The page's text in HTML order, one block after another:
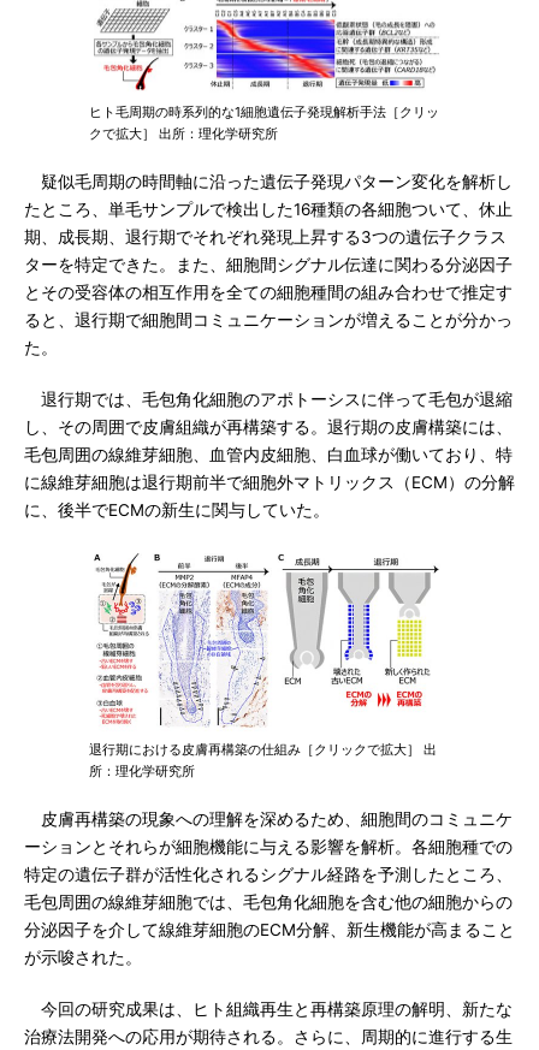
ヒト毛周期の時系列的な1細胞遺伝子発現解析手法［クリッ
クで拡大］ 出所：理化学研究所
疑似毛周期の時間軸に沿った遺伝子発現パターン変化を解析し
たところ、単毛サンプルで検出した16種類の各細胞ついて、休止
期、成長期、退行期でそれぞれ発現上昇する3つの遺伝子クラス
ターを特定できた。また、細胞間シグナル伝達に関わる分泌因子
とその受容体の相互作用を全ての細胞種間の組み合わせで推定す
ると、退行期で細胞間コミュニケーションが増えることが分かっ
た。
退行期では、毛包角化細胞のアポトーシスに伴って毛包が退縮
し、その周囲で皮膚組織が再構築する。退行期の皮膚構築には、
毛包周囲の線維芽細胞、血管内皮細胞、白血球が働いており、特
に線維芽細胞は退行期前半で細胞外マトリックス（ECM）の分解
に、後半でECMの新生に関与していた。
退行期における皮膚再構築の仕組み［クリックで拡大］ 出
所：理化学研究所
皮膚再構築の現象への理解を深めるため、細胞間のコミュニケ
ーションとそれらが細胞機能に与える影響を解析。各細胞種での
特定の遺伝子群が活性化されるシグナル経路を予測したところ、
毛包周囲の線維芽細胞では、毛包角化細胞を含む他の細胞からの
分泌因子を介して線維芽細胞のECM分解、新生機能が高まること
が示唆された。
今回の研究成果は、ヒト組織再生と再構築原理の解明、新たな
治療法開発への応用が期待される。さらに、周期的に進行する生